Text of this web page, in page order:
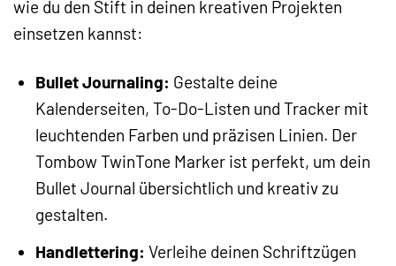
wie du den Stift in deinen kreativen Projekten
einsetzen kannst:
Bullet Journaling: Gestalte deine
Kalenderseiten, To-Do-Listen und Tracker mit
leuchtenden Farben und präzisen Linien. Der
Tombow TwinTone Marker ist perfekt, um dein
Bullet Journal übersichtlich und kreativ zu
gestalten.
Handlettering: Verleihe deinen Schriftzügen